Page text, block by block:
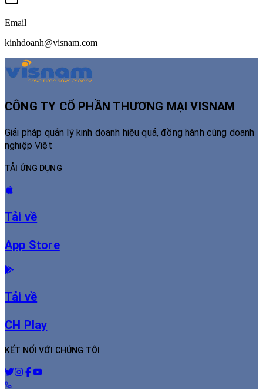
Email
kinhdoanh@visnam.com
CÔNG TY CỔ PHẦN THƯƠNG MẠI VISNAM
Giải pháp quản lý kinh doanh hiệu quả, đồng hành cùng doanh
nghiệp Việt
TẢI ỨNG DỤNG
Tải về
App Store
Tải về
CH Play
KẾT NỐI VỚI CHÚNG TÔI